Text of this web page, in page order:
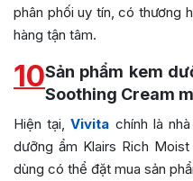
phân phối uy tín, có thương
hàng tận tâm.
10Sản phẩm kem
Soothing Cream
Hiện tại,Vivita chính là
dưỡng ẩm Klairs Rich
dùng có thể đặt mua sản